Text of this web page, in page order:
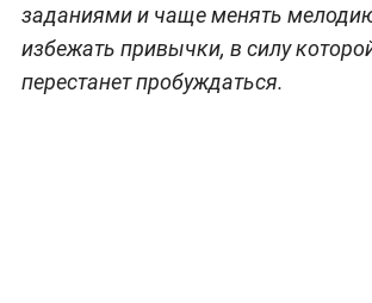
заданиями и чаще менять
избежать привычки, в силу
перестанет пробуждаться.